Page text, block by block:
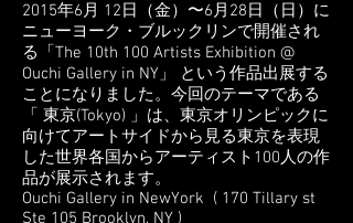
2015年6月 12日（金）〜6月28日（日）に
ニューヨーク・ブルックリンで開催され
る「The 10th 100 Artists Exhibition @
Ouchi Gallery in NY」 という作品出展する
ことになりました。今回のテーマである
「 東京(Tokyo) 」は、東京オリンピックに
向けてアートサイドから見る東京を表現
した世界各国からアーティスト100人の作
品が展示されます。
Ouchi Gallery in NewYork ( 170 Tillary st
Ste 105 Brooklyn, NY )